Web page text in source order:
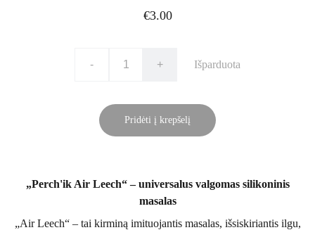
€3.00
- + Išparduota
Pridėti į krepšelį
„Perch'ik Air Leech“ – universalus valgomas silikoninis
masalas
„Air Leech“ – tai kirminą imituojantis masalas, išsiskiriantis ilgu,